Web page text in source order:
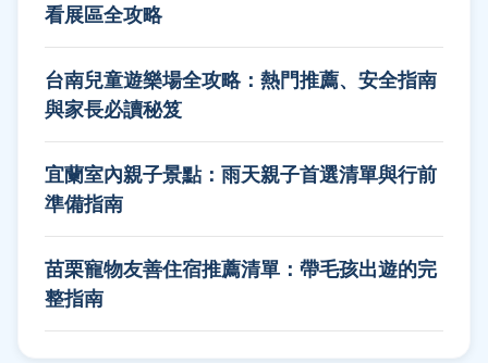
看展區全攻略
台南兒童遊樂場全攻略：熱門推薦、安全指南
與家長必讀秘笈
宜蘭室內親子景點：雨天親子首選清單與行前
準備指南
苗栗寵物友善住宿推薦清單：帶毛孩出遊的完
整指南